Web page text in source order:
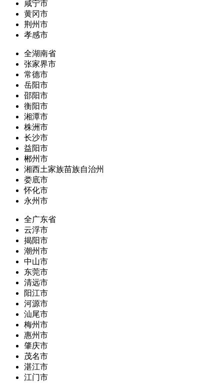
咸宁市
黄冈市
荆州市
孝感市
全湖南省
张家界市
常德市
岳阳市
邵阳市
衡阳市
湘潭市
株洲市
长沙市
益阳市
郴州市
湘西土家族苗族自治州
娄底市
怀化市
永州市
全广东省
云浮市
揭阳市
潮州市
中山市
东莞市
清远市
阳江市
河源市
汕尾市
梅州市
惠州市
肇庆市
茂名市
湛江市
江门市